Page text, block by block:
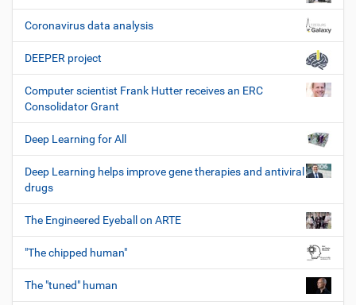
Coronavirus data analysis
DEEPER project
Computer scientist Frank Hutter receives an ERC
Consolidator Grant
Deep Learning for All
Deep Learning helps improve gene therapies and antiviral
drugs
The Engineered Eyeball on ARTE
"The chipped human"
The "tuned" human